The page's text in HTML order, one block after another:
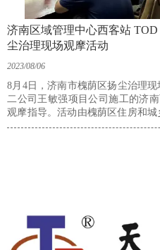
济南区域管理中心西客站
尘治理现场观摩活动
2023/08/06
8月4日，济南市槐荫区扬尘治理
二公司王敏强项目公司施工的济
观摩指导。活动由槐荫区住房和
荫区住建局、区环保局大气办、